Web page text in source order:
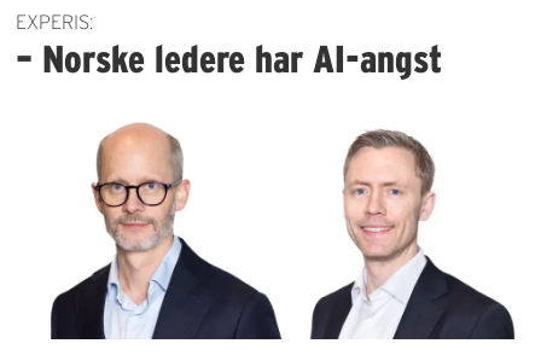
EXPERIS:
– Norske ledere har AI-angst